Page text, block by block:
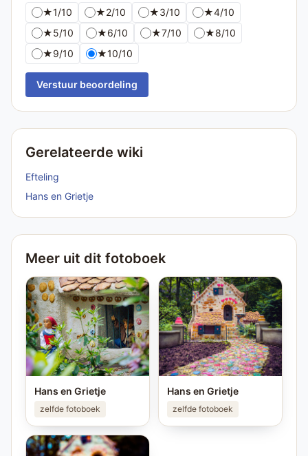
★1/10 ★2/10 ★3/10 ★4/10
★5/10 ★6/10 ★7/10 ★8/10
★9/10 ★10/10
Verstuur beoordeling
Gerelateerde wiki
Efteling
Hans en Grietje
Meer uit dit fotoboek
Hans en Grietje
zelfde fotoboek
Hans en Grietje
zelfde fotoboek